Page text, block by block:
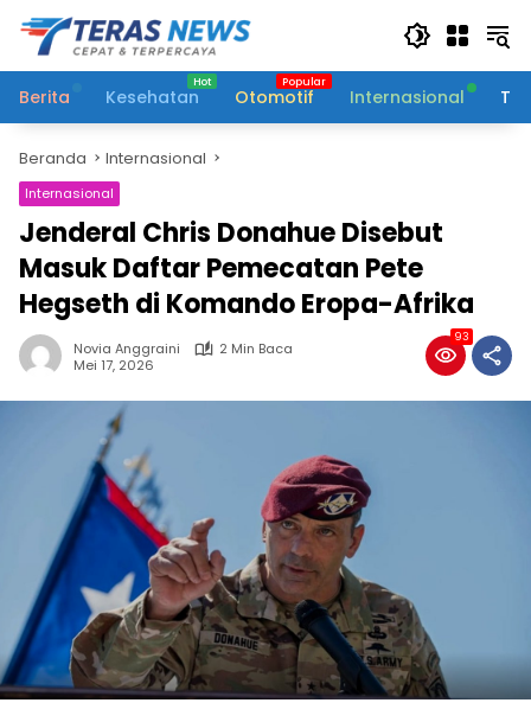
Langsung
konten
Berita
Kesehatan Otomotif Internasional
Beranda Internasional
Internasional
Jenderal Chris Donahue Disebut
Masuk Daftar Pemecatan Pete
Hegseth di Komando Eropa-Afrika
Novia Anggraini
2 Min Baca
Mei 17, 2026
93